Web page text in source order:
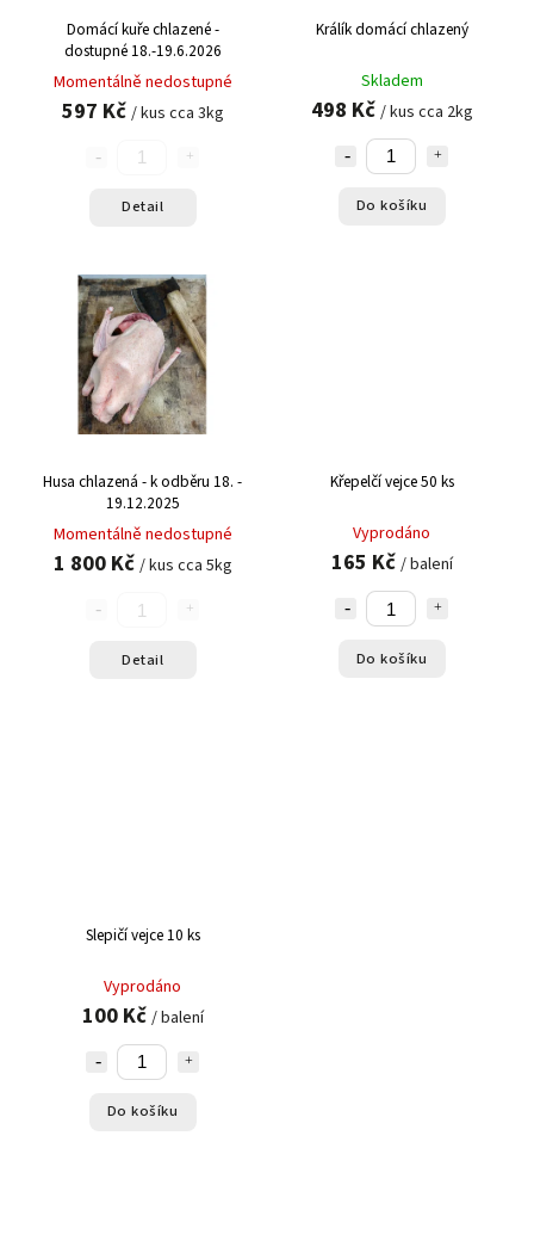
Domácí kuře chlazené -
dostupné 18.-19.6.2026
Momentálně nedostupné
597 Kč / kus cca 3kg
Detail
Králík domácí chlazený
Skladem
498 Kč / kus cca 2kg
Do košíku
Husa chlazená - k odběru 18. -
19.12.2025
Momentálně nedostupné
1 800 Kč / kus cca 5kg
Detail
Křepelčí vejce 50 ks
Vyprodáno
165 Kč / balení
Do košíku
Slepičí vejce 10 ks
Vyprodáno
100 Kč / balení
Do košíku